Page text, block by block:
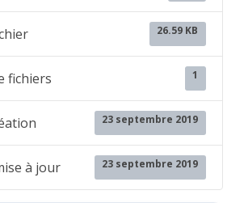
26.59 KB
fichiers 1
23 septembre 2019
à jour 23 septembre 2019